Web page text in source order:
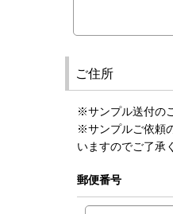
ご住所
※サンプル送付の
※サンプルご依頼
いますのでご了承
郵便番号